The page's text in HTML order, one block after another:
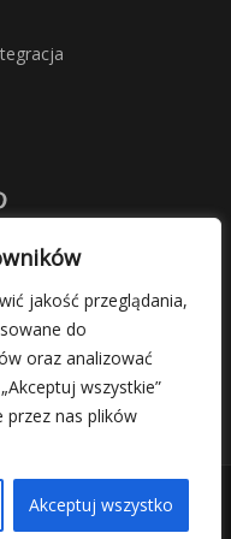
jakość przeglądania,
do
oraz analizować
wszystkie”
przez nas plików
Akceptuj wszystko
przez Magazyn